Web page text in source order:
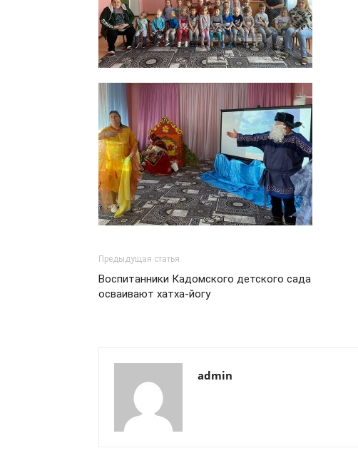
Предыдущая статья
Воспитанники Кадомского детского сада
осваивают хатха-йогу
admin